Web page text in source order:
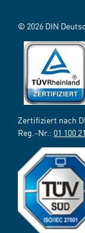
© 2026 DIN
Zertifiziert nach
Reg.-Nr.: 01 100